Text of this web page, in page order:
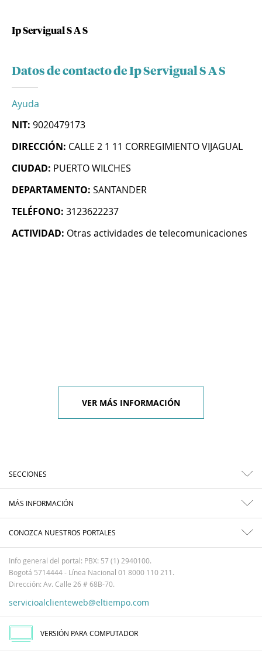
Ip Servigual S A S
Datos de contacto de Ip Servigual S A S
Ayuda
NIT: 9020479173
DIRECCIÓN: CALLE 2 1 11 CORREGIMIENTO VIJAGUAL
CIUDAD: PUERTO WILCHES
DEPARTAMENTO: SANTANDER
TELÉFONO: 3123622237
ACTIVIDAD: Otras actividades de telecomunicaciones
VER MÁS INFORMACIÓN
SECCIONES
MÁS INFORMACIÓN
CONOZCA NUESTROS PORTALES
Info general del portal: PBX: 57 (1) 2940100.
Bogotá 5714444 - Línea Nacional 01 8000 110 211.
Dirección: Av. Calle 26 # 68B-70.
servicioalclienteweb@eltiempo.com
VERSIÓN PARA COMPUTADOR